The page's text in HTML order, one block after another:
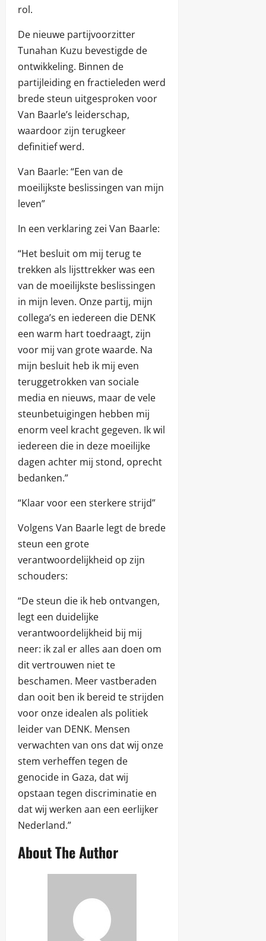
rol.
De nieuwe partijvoorzitter
Tunahan Kuzu bevestigde de
ontwikkeling. Binnen de
partijleiding en fractieleden werd
brede steun uitgesproken voor
Van Baarle’s leiderschap,
waardoor zijn terugkeer
definitief werd.
Van Baarle: “Een van de
moeilijkste beslissingen van mijn
leven”
In een verklaring zei Van Baarle:
“Het besluit om mij terug te
trekken als lijsttrekker was een
van de moeilijkste beslissingen
in mijn leven. Onze partij, mijn
collega’s en iedereen die DENK
een warm hart toedraagt, zijn
voor mij van grote waarde. Na
mijn besluit heb ik mij even
teruggetrokken van sociale
media en nieuws, maar de vele
steunbetuigingen hebben mij
enorm veel kracht gegeven. Ik wil
iedereen die in deze moeilijke
dagen achter mij stond, oprecht
bedanken.”
“Klaar voor een sterkere strijd”
Volgens Van Baarle legt de brede
steun een grote
verantwoordelijkheid op zijn
schouders:
“De steun die ik heb ontvangen,
legt een duidelijke
verantwoordelijkheid bij mij
neer: ik zal er alles aan doen om
dit vertrouwen niet te
beschamen. Meer vastberaden
dan ooit ben ik bereid te strijden
voor onze idealen als politiek
leider van DENK. Mensen
verwachten van ons dat wij onze
stem verheffen tegen de
genocide in Gaza, dat wij
opstaan tegen discriminatie en
dat wij werken aan een eerlijker
Nederland.”
About The Author